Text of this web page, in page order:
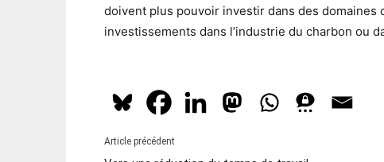
doivent plus pouvoir investir dans des domaines
investissements dans l’industrie du charbon ou
Article précédent